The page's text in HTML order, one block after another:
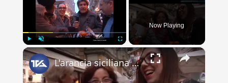
Play Unmute Fullscreen
Now Playing
×
L'arancia siciliana sbarca a Sanremo